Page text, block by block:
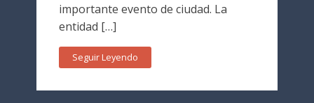
importante evento de ciudad. La
entidad […]
Seguir Leyendo